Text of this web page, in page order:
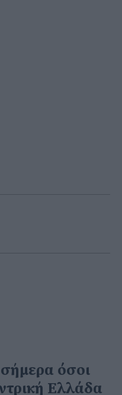
όσοι
Ελλάδα